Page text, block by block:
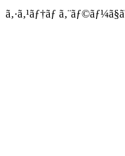
ã‚·ã‚¹ãƒ†ãƒ